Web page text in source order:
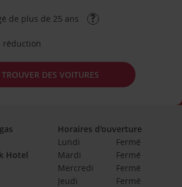
de plus de 25 ans
réduction
TROUVER DES VOITURES
Hotel
Horaires d'ouverture
Lundi
Fermé
Mardi
Fermé
Mercredi
Fermé
Jeudi
Fermé